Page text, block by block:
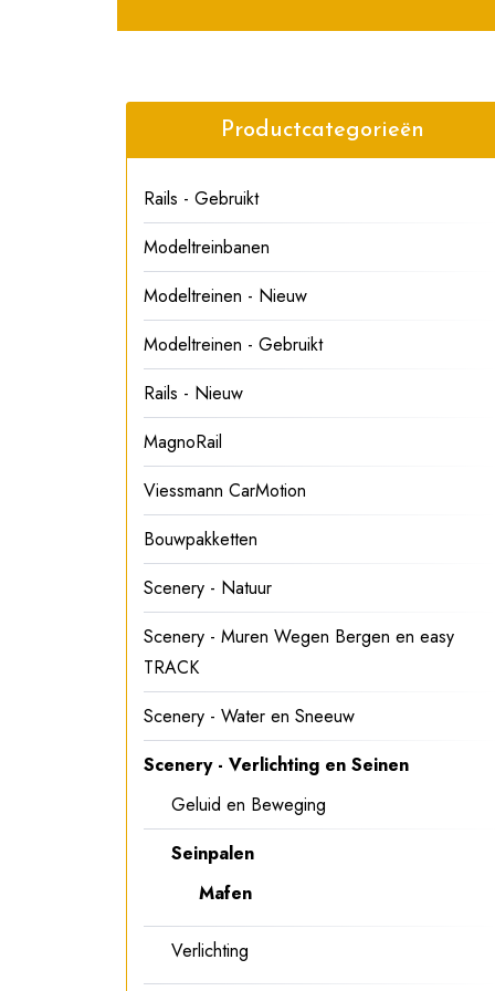
Productcategorieën
Rails - Gebruikt
Modeltreinbanen
Modeltreinen - Nieuw
Modeltreinen - Gebruikt
Rails - Nieuw
MagnoRail
Viessmann CarMotion
Bouwpakketten
Scenery - Natuur
Scenery - Muren Wegen Bergen en easy
TRACK
Scenery - Water en Sneeuw
Scenery - Verlichting en Seinen
Geluid en Beweging
Seinpalen
Mafen
Verlichting